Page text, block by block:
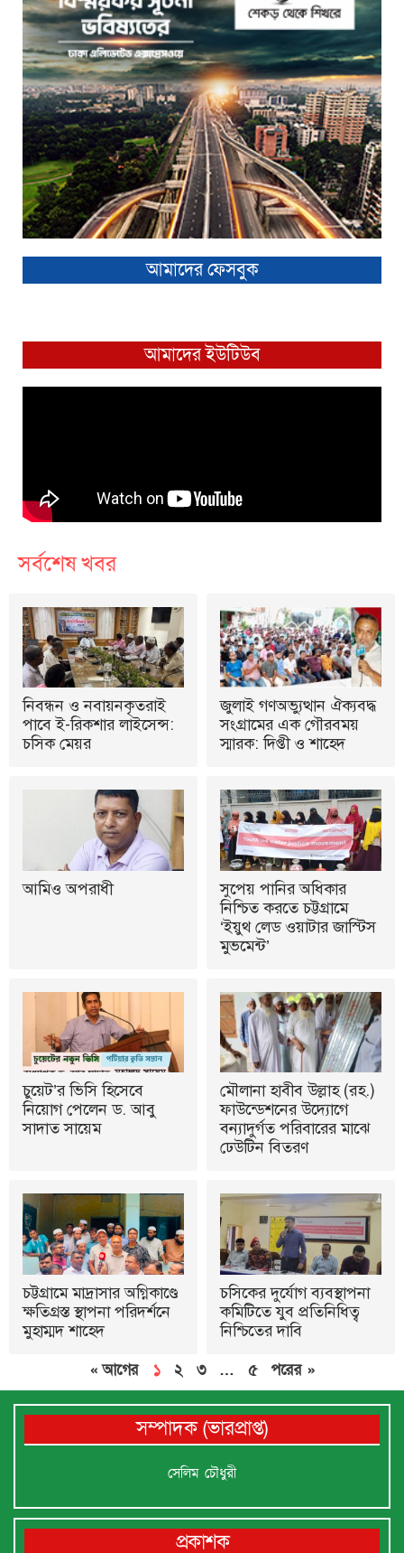
আমাদের ফেসবুক
আমাদের ইউটিউব
সর্বশেষ খবর
নিবন্ধন ও নবায়নকৃতরাই
পাবে ই-রিকশার লাইসেন্স:
চসিক মেয়র
জুলাই গণঅভ্যুত্থান ঐক্যবদ্ধ
সংগ্রামের এক গৌরবময়
স্মারক: দিপ্তী ও শাহেদ
আমিও অপরাধী
সুপেয় পানির অধিকার
নিশ্চিত করতে চট্টগ্রামে
‘ইয়ুথ লেড ওয়াটার জাস্টিস
মুভমেন্ট’
চুয়েট’র ভিসি হিসেবে
নিয়োগ পেলেন ড. আবু
সাদাত সায়েম
মৌলানা হাবীব উল্লাহ (রহ.)
ফাউন্ডেশনের উদ্যোগে
বন্যাদুর্গত পরিবারের মাঝে
ঢেউটিন বিতরণ
চট্টগ্রামে মাদ্রাসার অগ্নিকাণ্ডে
ক্ষতিগ্রস্ত স্থাপনা পরিদর্শনে
মুহাম্মদ শাহেদ
চসিকের দুর্যোগ ব্যবস্থাপনা
কমিটিতে যুব প্রতিনিধিত্ব
নিশ্চিতের দাবি
« আগের ১ ২ ৩ … ৫ পরের »
সম্পাদক (ভারপ্রাপ্ত)
সেলিম চৌধুরী
প্রকাশক